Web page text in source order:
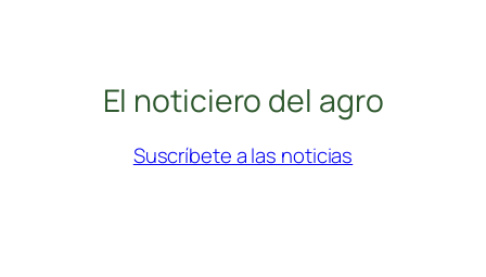
El noticiero del agro
Suscríbete a las noticias